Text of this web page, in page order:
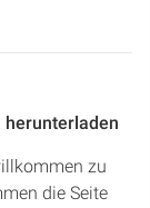
herunterladen
zu
die Seite